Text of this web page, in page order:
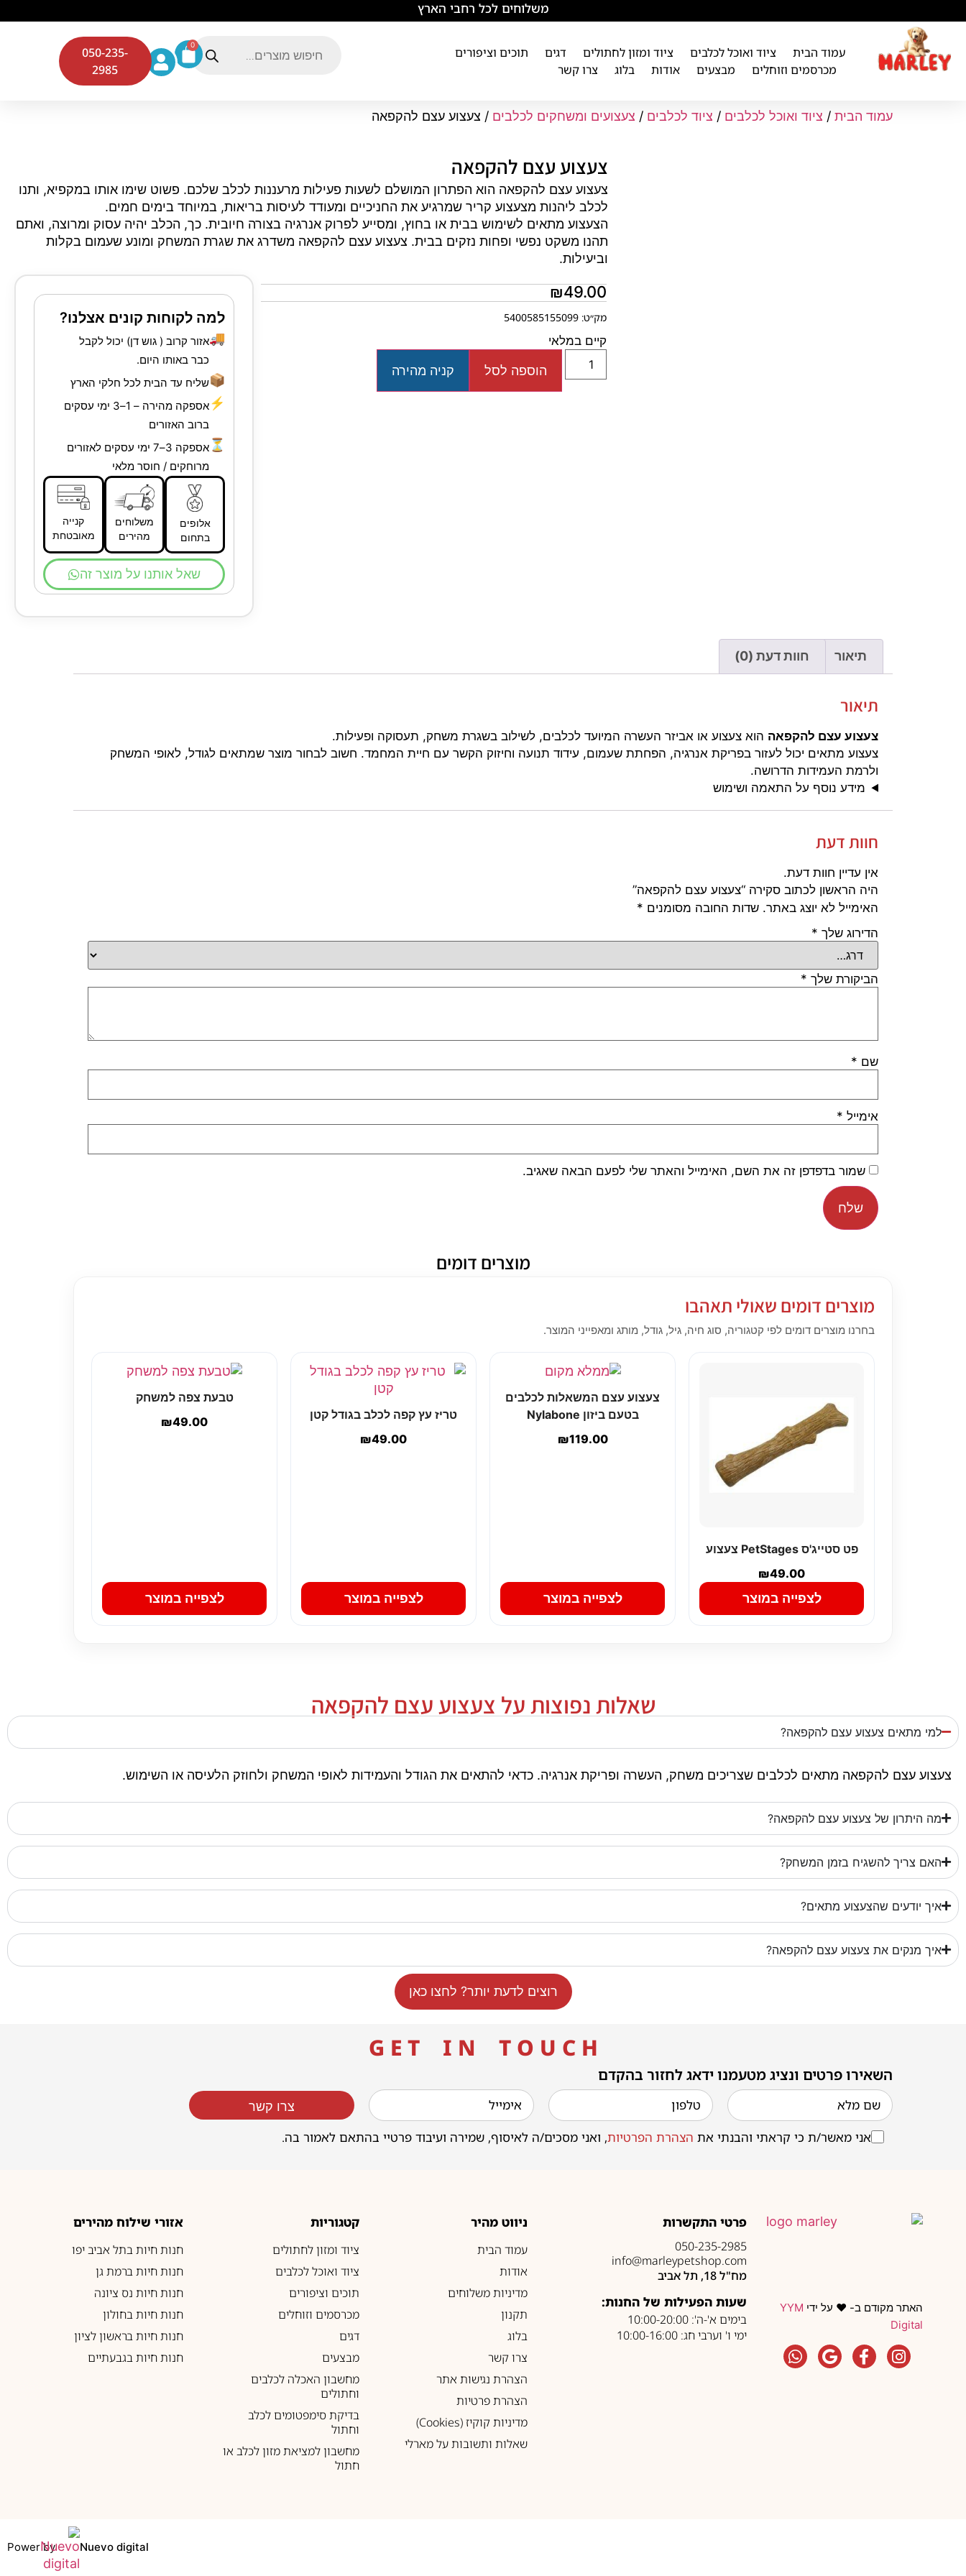
משלוחים לכל רחבי הארץ
עמוד הבית ציוד ואוכל לכלבים ציוד ומזון לחתולים דגים
תוכים וציפורים
מכרסמים וזוחלים
מבצעים אודות בלוג צרו קשר
0
050-235-
2985
עמוד הבית / ציוד ואוכל לכלבים / ציוד לכלבים / צעצועים ומשחקים לכלבים / צעצוע עצם להקפאה
צעצוע עצם להקפאה
צעצוע עצם להקפאה הוא הפתרון המושלם לשעות פעילות מרעננות לכלב שלכם. פשוט שימו אותו במקפיא, ותנו
לכלב ליהנות מצעצוע קריר שמרגיע את החניכיים ומעודד לעיסות בריאות, במיוחד בימים חמים.
הצעצוע מתאים לשימוש בבית או בחוץ, ומסייע לפרוק אנרגיה בצורה חיובית. כך, הכלב יהיה עסוק ומרוצה, ואתם
תהנו משקט נפשי ופחות נזקים בבית. צעצוע עצם להקפאה משדרג את שגרת המשחק ומונע שעמום בקלות
וביעילות.
₪49.00
מק״ט: 5400585155099
קיים במלאי
הוספה לסל קניה מהירה
למה לקוחות קונים אצלנו?
🚚אזור קרוב ( גוש דן) יכול לקבל
כבר באותו היום.
📦שליח עד הבית לכל חלקי הארץ
⚡
אספקה מהירה – 1–3 ימי עסקים
ברוב האזורים
⏳
אספקה 3–7 ימי עסקים לאזורים
מרוחקים / חוסר מלאי
אלופים
בתחום
משלוחים
מהירים
קנייה
מאובטחת
שאל אותנו על מוצר זה
תיאור חוות דעת (0)
תיאור
צעצוע עצם להקפאה הוא צעצוע או אביזר העשרה המיועד לכלבים, לשילוב בשגרת משחק, תעסוקה ופעילות.
צעצוע מתאים יכול לעזור בפריקת אנרגיה, הפחתת שעמום, עידוד תנועה וחיזוק הקשר עם חיית המחמד. חשוב לבחור מוצר שמתאים לגודל, לאופי המשחק
ולרמת העמידות הדרושה.
מידע נוסף על התאמה ושימוש
חוות דעת
אין עדיין חוות דעת.
היה הראשון לכתוב סקירה “צעצוע עצם להקפאה”
האימייל לא יוצג באתר. שדות החובה מסומנים *
הדירוג שלך *
הביקורת שלך *
שם *
אימייל *
שמור בדפדפן זה את השם, האימייל והאתר שלי לפעם הבאה שאגיב.
מוצרים דומים
מוצרים דומים שאולי תאהבו
בחרנו מוצרים דומים לפי קטגוריה, סוג חיה, גיל, גודל, מותג ומאפייני המוצר.
פט סטייג'ס PetStages צעצוע
₪49.00
לצפייה במוצר
צעצוע עצם המשאלות לכלבים
בטעם ביזון Nylabone
₪119.00
לצפייה במוצר
טריז עץ קפה לכלב בגודל קטן
₪49.00
לצפייה במוצר
טבעת צפה למשחק
₪49.00
לצפייה במוצר
שאלות נפוצות על צעצוע עצם להקפאה
למי מתאים צעצוע עצם להקפאה?
צעצוע עצם להקפאה מתאים לכלבים שצריכים משחק, העשרה ופריקת אנרגיה. כדאי להתאים את הגודל והעמידות לאופי המשחק ולחוזק הלעיסה או השימוש.
מה היתרון של צעצוע עצם להקפאה?
האם צריך להשגיח בזמן המשחק?
איך יודעים שהצעצוע מתאים?
איך מנקים את צעצוע עצם להקפאה?
רוצים לדעת יותר? לחצו כאן
G E T I N T O U C H
השאירו פרטים ונציג מטעמנו ידאג לחזור בהקדם
אני מאשר/ת כי קראתי והבנתי את הצהרת הפרטיות, ואני מסכים/ה לאיסוף, שמירה ועיבוד פרטיי בהתאם לאמור בה.
צרו קשר
האתר מקודם ב- ❤️ על ידי YYM
Digital
פרטי התקשרות
050-235-2985
info@marleypetshop.com
מח"ל 18, תל אביב
שעות הפעילות של החנות:
בימים א'-ה': 10:00-20:00
ימי ו' וערבי חג: 10:00-16:00
ניווט מהיר
עמוד הבית
אודות
מדיניות משלוחים
תקנון
בלוג
צרו קשר
הצהרת נגישות אתר
הצהרת פרטיות
מדיניות קוקיז (Cookies)
שאלות ותשובות על מארלי
קטגוריות
ציוד ומזון לחתולים
ציוד ואוכל לכלבים
תוכים וציפורים
מכרסמים וזוחלים
דגים
מבצעים
מחשבון האכלה לכלבים
וחתולים
בדיקת סימפטומים לכלב
וחתול
מחשבון למציאת מזון לכלב או
חתול
אזורי שילוח מהירים
חנות חיות בתל אביב יפו
חנות חיות ברמת גן
חנות חיות נס ציונה
חנות חיות בחולון
חנות חיות בראשון לציון
חנות חיות בגבעתיים
Power by Nuevo digital